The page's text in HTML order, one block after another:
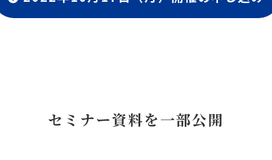
セミナー資料を一部公開